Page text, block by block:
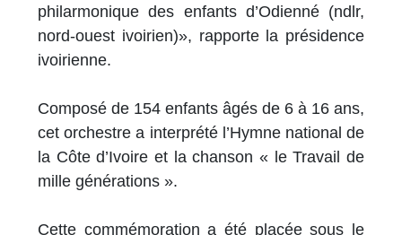
philarmonique des enfants d’Odienné (ndlr,
nord-ouest ivoirien)», rapporte la présidence
ivoirienne.
Composé de 154 enfants âgés de 6 à 16 ans,
cet orchestre a interprété l’Hymne national de
la Côte d’Ivoire et la chanson « le Travail de
mille générations ».
Cette commémoration a été placée sous le